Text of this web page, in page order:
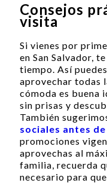
Consejos
visita
Si vienes por
en San Salvador,
tiempo. Así
aprovechar todas
cómoda es buena
sin prisas y
También
sociales antes
promociones
aprovechas al
familia, recuerda
necesario para